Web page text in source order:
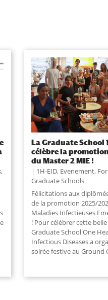
,
La Graduate School
célèbre la
du Master 2 MIE !
1H-EID, Evenement,
Graduate Schools
Félicitations aux
de la promotion 2025/
Maladies Infectieuses
! Pour célébrer cette
Graduate School One
Infectious Diseases a
soirée festive au Ground